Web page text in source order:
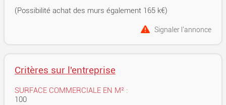
(Possibilité achat des murs également 165 k€)
Signaler l'annonce
Critères sur l'entreprise
SURFACE COMMERCIALE EN M² :
100